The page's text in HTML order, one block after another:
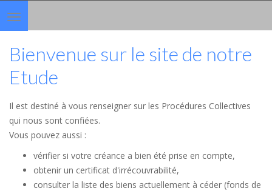
Toggle
navigation
Bienvenue sur le site de notre
Etude
Il est destiné à vous renseigner sur les Procédures Collectives
qui nous sont confiées.
Vous pouvez aussi :
vérifier si votre créance a bien été prise en compte,
obtenir un certificat d'irrécouvrabilité,
consulter la liste des biens actuellement à céder (fonds de